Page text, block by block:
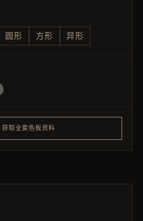
圆形 方形 异形
获取全套色板资料